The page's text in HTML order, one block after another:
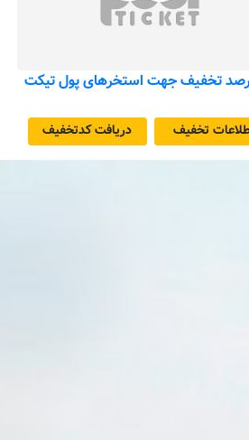
تخفیف دریافت کد‌تخفیف